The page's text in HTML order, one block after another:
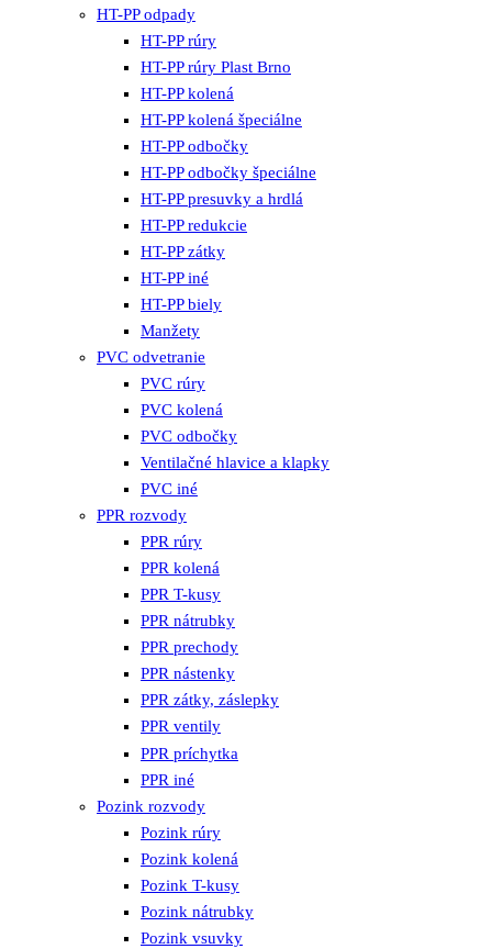
HT-PP odpady
HT-PP rúry
HT-PP rúry Plast Brno
HT-PP kolená
HT-PP kolená špeciálne
HT-PP odbočky
HT-PP odbočky špeciálne
HT-PP presuvky a hrdlá
HT-PP redukcie
HT-PP zátky
HT-PP iné
HT-PP biely
Manžety
PVC odvetranie
PVC rúry
PVC kolená
PVC odbočky
Ventilačné hlavice a klapky
PVC iné
PPR rozvody
PPR rúry
PPR kolená
PPR T-kusy
PPR nátrubky
PPR prechody
PPR nástenky
PPR zátky, záslepky
PPR ventily
PPR príchytka
PPR iné
Pozink rozvody
Pozink rúry
Pozink kolená
Pozink T-kusy
Pozink nátrubky
Pozink vsuvky